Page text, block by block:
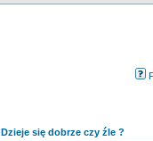
Dzieje się dobrze czy źle ?